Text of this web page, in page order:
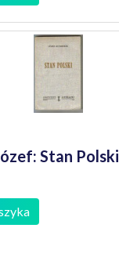
Stan Polski